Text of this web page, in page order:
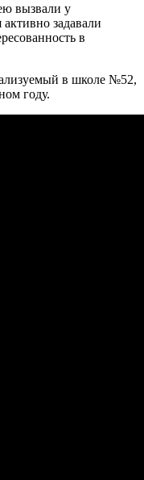
вызвали у
задавали
в
в школе №52,
году.